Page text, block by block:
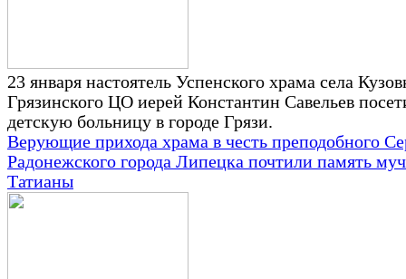
23 января настоятель Успенского храма села
Грязинского ЦО иерей Константин Савельев
детскую больницу в городе Грязи.
Верующие прихода храма в честь преподобного
Радонежского города Липецка почтили память
Татианы